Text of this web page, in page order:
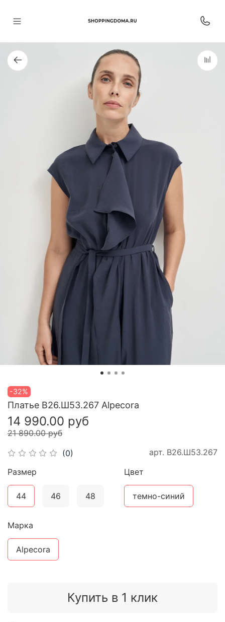
-32%
(0) арт. В26.Ш53.267
Платье В26.Ш53.267 Alpecora
14 990.00 руб
21 890.00 руб
Купить в 1 клик
Размер
44 46 48
Цвет
темно-синий
Марка
Alpecora